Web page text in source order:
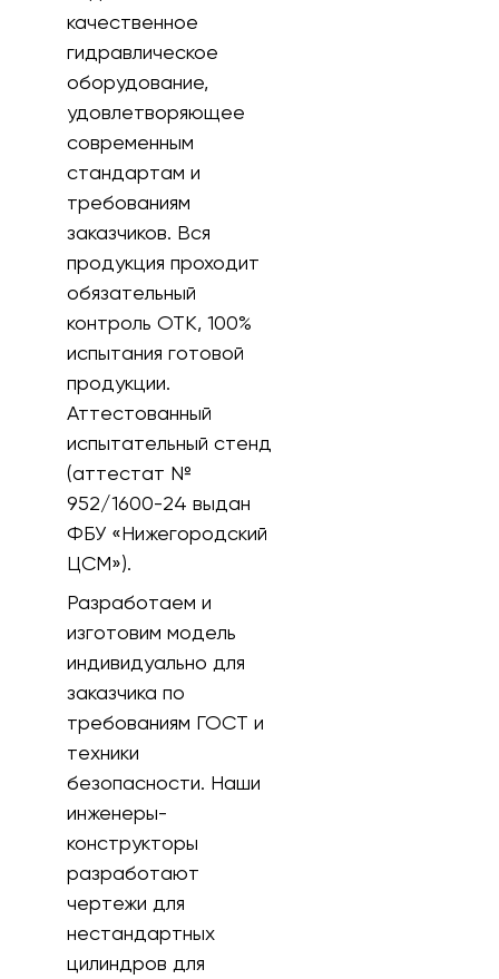
качественное
гидравлическое
оборудование,
удовлетворяющее
современным
стандартам и
требованиям
заказчиков. Вся
продукция проходит
обязательный
контроль ОТК, 100%
испытания готовой
продукции.
Аттестованный
испытательный стенд
(аттестат №
952/1600-24 выдан
ФБУ «Нижегородский
ЦСМ»).
Разработаем и
изготовим модель
индивидуально для
заказчика по
требованиям ГОСТ и
техники
безопасности. Наши
инженеры-
конструкторы
разработают
чертежи для
нестандартных
цилиндров для